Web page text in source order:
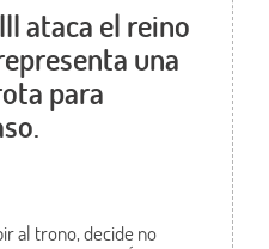
ataca el reino
una
para
al trono, decide no